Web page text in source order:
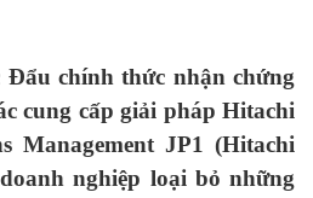
Đẩu chính thức nhận chứng
cung cấp giải pháp Hitachi
Management JP1 (Hitachi
nghiệp loại bỏ những